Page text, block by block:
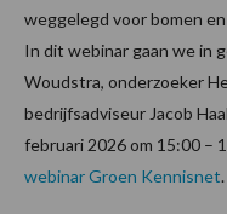
weggelegd voor bomen
In dit webinar gaan we in
Woudstra, onderzoeker
bedrijfsadviseur Jacob
februari 2026 om 15:00 –
webinar Groen Kennisnet.